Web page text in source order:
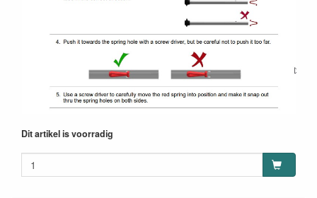
Dit artikel is voorradig